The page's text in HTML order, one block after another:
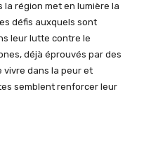
région met en lumière la
défis auxquels sont
leur lutte contre le
déjà éprouvés par des
vivre dans la peur et
semblent renforcer leur